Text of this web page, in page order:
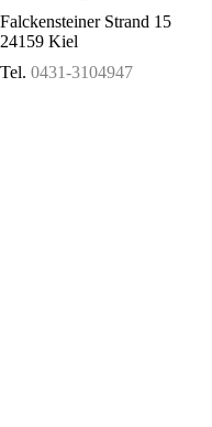
Falckensteiner Strand 15
24159 Kiel
Tel. 0431-3104947